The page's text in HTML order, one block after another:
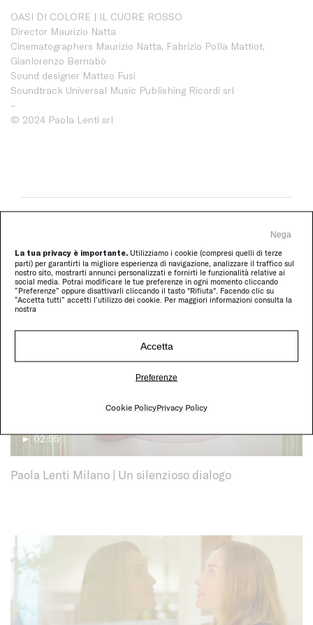
La tua privacy è importante. Utilizziamo i cookie (compresi quelli di terze
parti) per garantirti la migliore esperienza di navigazione, analizzare il traffico sul
nostro sito, mostrarti annunci personalizzati e fornirti le funzionalità relative ai
social media. Potrai modificare le tue preferenze in ogni momento cliccando
“Preferenze” oppure disattivarli cliccando il tasto "Rifiuta". Facendo clic su
“Accetta tutti” accetti l’utilizzo dei cookie. Per maggiori informazioni consulta la
nostra
Accetta
Nega
Preferenze
Cookie PolicyPrivacy Policy
OASI DI COLORE | IL CUORE ROSSO
Director Maurizio Natta
Cinematographers Maurizio Natta, Fabrizio Polla Mattiot,
Gianlorenzo Bernabò
Sound designer Matteo Fusi
Soundtrack Universal Music Publishing Ricordi srl
–
© 2024 Paola Lenti srl
Video correlati
► 02:55
Paola Lenti Milano | Un silenzioso dialogo